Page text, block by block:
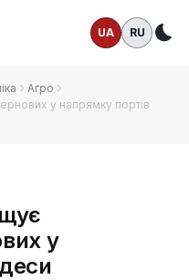
UA RU
Агро
у напрямку портів
у